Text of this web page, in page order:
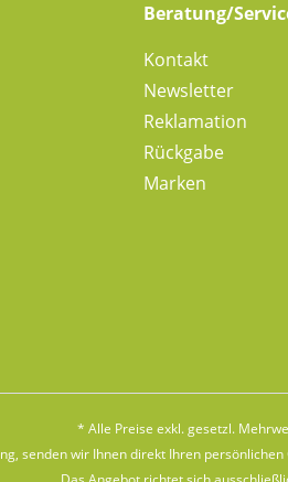
Beratung/
Kontakt
Newsletter
Reklamation
Rückgabe
Marken
* Alle Preise exkl. gesetzl.
senden wir Ihnen direkt Ihren